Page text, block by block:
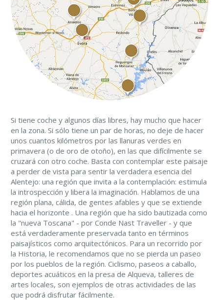
Si tiene coche y algunos días libres, hay mucho que hacer
en la zona. Si sólo tiene un par de horas, no deje de hacer
unos cuantos kilómetros por las llanuras verdes en
primavera (o de oro de otoño), en las que difícilmente se
cruzará con otro coche. Basta con contemplar este paisaje
a perder de vista para sentir la verdadera esencia del
Alentejo: una región que invita a la contemplación: estimula
la introspección y libera la imaginación. Hablamos de una
región plana, cálida, de gentes afables y que se extiende
hacia el horizonte . Una región que ha sido bautizada como
la "nueva Toscana" - por Conde Nast Traveller - y que
está verdaderamente preservada tanto en términos
paisajísticos como arquitectónicos. Para un recorrido por
la Historia, le recomendamos que no se pierda un paseo
por los pueblos de la región. Ciclismo, paseos a caballo,
deportes acuáticos en la presa de Alqueva, talleres de
artes locales, son ejemplos de otras actividades de las
que podrá disfrutar fácilmente.